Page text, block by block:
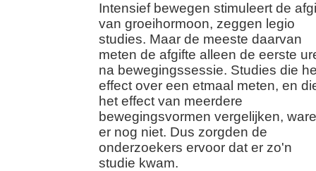
Intensief bewegen stimuleert de
van groeihormoon, zeggen legio
studies. Maar de meeste daarvan
meten de afgifte alleen de eerste
na bewegingssessie. Studies die
effect over een etmaal meten, en
het effect van meerdere
bewegingsvormen vergelijken,
er nog niet. Dus zorgden de
onderzoekers ervoor dat er zo'n
studie kwam.